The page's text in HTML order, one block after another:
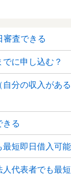
査できる
に申し込む？
分の収入があ
きる
短即日借入可能
代表者でも最